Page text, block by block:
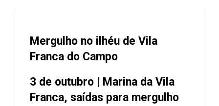
Mergulho no ilhéu de Vila
Franca do Campo
3 de outubro | Marina da Vila
Franca, saídas para mergulho